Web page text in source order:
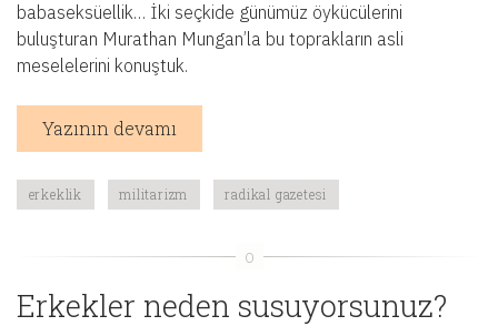
babaseksüellik… İki seçkide günümüz öykücülerini
buluşturan Murathan Mungan’la bu toprakların asli
meselelerini konuştuk.
Yazının devamı
erkeklik militarizm radikal gazetesi
Erkekler neden susuyorsunuz?